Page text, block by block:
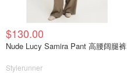
$130.00
Nude Lucy Samira Pant 高腰阔腿裤
Stylerunner